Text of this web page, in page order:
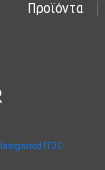
Προϊόντα
Integrated ITDC